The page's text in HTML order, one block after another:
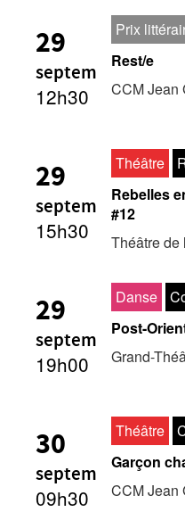
29
septem
12h30
Prix
Rest/e
CCM Jean
29
septem
15h30
Théâtre
Rebelles
#12
Théâtre de
29
septem
19h00
Danse
Post-
Grand-
30
septem
09h30
Théâtre
Garçon
CCM Jean